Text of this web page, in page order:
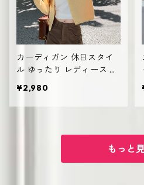
カーディガン 休日スタイ
ル ゆったり レディース 無
¥2,980
もっと